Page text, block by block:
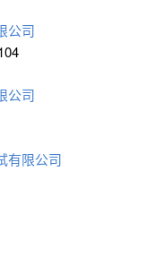
公司
公司
有限公司